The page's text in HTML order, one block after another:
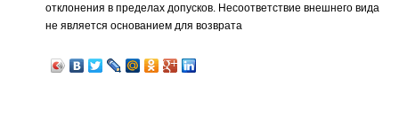
отклонения в пределах допусков. Несоответствие внешнего вида
не является основанием для возврата